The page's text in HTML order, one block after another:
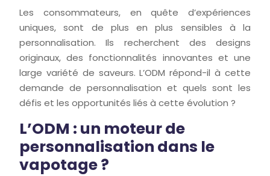
Les consommateurs, en quête d’expériences
uniques, sont de plus en plus sensibles à la
personnalisation. Ils recherchent des designs
originaux, des fonctionnalités innovantes et une
large variété de saveurs. L’ODM répond-il à cette
demande de personnalisation et quels sont les
défis et les opportunités liés à cette évolution ?
L’ODM : un moteur de
personnalisation dans le
vapotage ?